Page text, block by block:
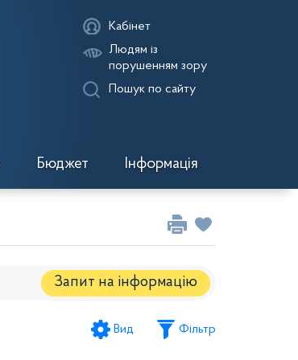
Кабінет
Людям із
порушенням зору
Пошук по сайту
Бюджет Інформація
Запит на iнформацію
Вид Фільтр